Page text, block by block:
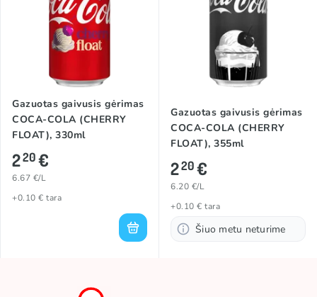
Gazuotas gaivusis gėrimas
COCA-COLA (CHERRY
FLOAT), 330ml
220€
6.67 €/L
+0.10 € tara
Gazuotas gaivusis gėrimas
COCA-COLA (CHERRY
FLOAT), 355ml
220€
6.20 €/L
+0.10 € tara
Šiuo metu neturime